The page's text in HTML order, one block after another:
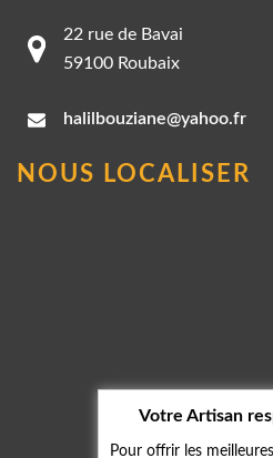
22 rue de Bavai
59100 Roubaix
halilbouziane@yahoo.fr
NOUS LOCALISER
Votre Artisan
Pour offrir les